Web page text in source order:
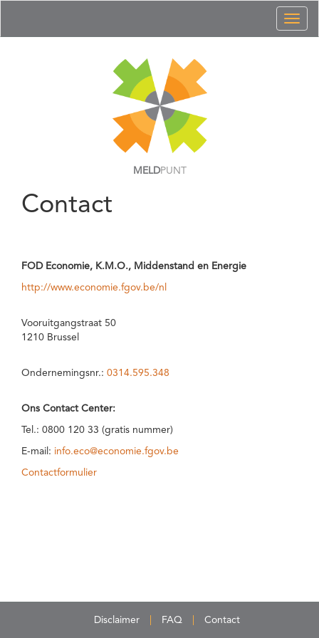
MELDPUNT
Contact
FOD Economie, K.M.O., Middenstand en Energie
http://www.economie.fgov.be/nl
Vooruitgangstraat 50
1210 Brussel
Ondernemingsnr.: 0314.595.348
Ons Contact Center:
Tel.: 0800 120 33 (gratis nummer)
E-mail: info.eco@economie.fgov.be
Contactformulier
Disclaimer FAQ Contact